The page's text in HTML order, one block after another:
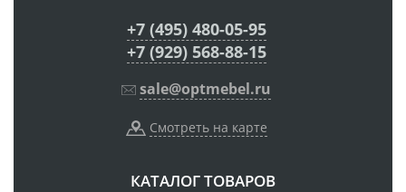
+7 (495) 480-05-95
+7 (929) 568-88-15
sale@optmebel.ru
Смотреть на карте
КАТАЛОГ ТОВАРОВ